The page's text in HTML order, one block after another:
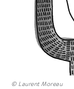
© Laurent Moreau